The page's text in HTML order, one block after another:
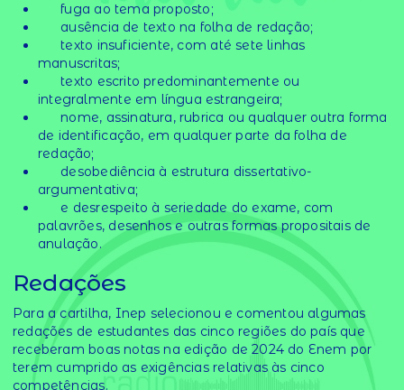
fuga ao tema proposto;
ausência de texto na folha de redação;
texto insuficiente, com até sete linhas
manuscritas;
texto escrito predominantemente ou
integralmente em língua estrangeira;
nome, assinatura, rubrica ou qualquer outra forma
de identificação, em qualquer parte da folha de
redação;
desobediência à estrutura dissertativo-
argumentativa;
e desrespeito à seriedade do exame, com
palavrões, desenhos e outras formas propositais de
anulação.
Redações
Para a cartilha, Inep selecionou e comentou algumas
redações de estudantes das cinco regiões do país que
receberam boas notas na edição de 2024 do Enem por
terem cumprido as exigências relativas às cinco
competências.